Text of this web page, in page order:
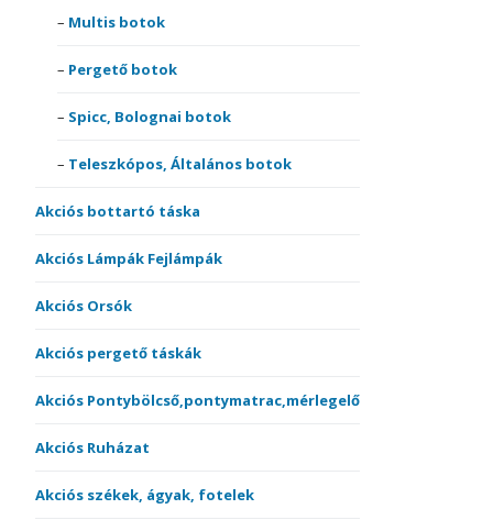
Multis botok
Pergető botok
Spicc, Bolognai botok
Teleszkópos, Általános botok
Akciós bottartó táska
Akciós Lámpák Fejlámpák
Akciós Orsók
Akciós pergető táskák
Akciós Pontybölcső,pontymatrac,mérlegelő
Akciós Ruházat
Akciós székek, ágyak, fotelek